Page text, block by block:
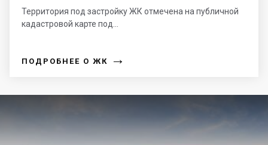
Территория под застройку ЖК отмечена на публичной
кадастровой карте под...
ПОДРОБНЕЕ О ЖК →